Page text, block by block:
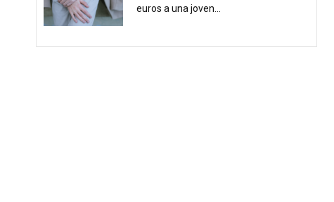
euros a una joven...